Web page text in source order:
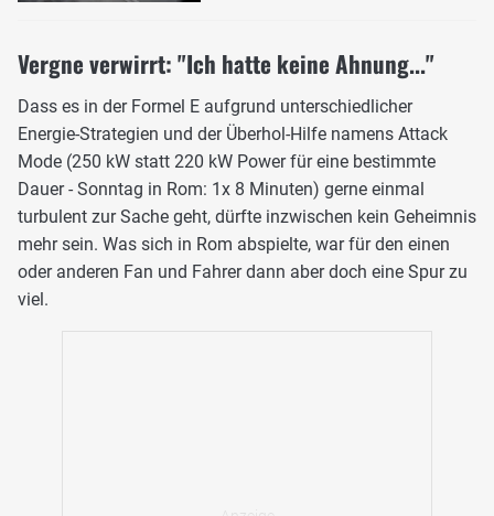
Vergne verwirrt: "Ich hatte keine Ahnung..."
Dass es in der Formel E aufgrund unterschiedlicher
Energie-Strategien und der Überhol-Hilfe namens Attack
Mode (250 kW statt 220 kW Power für eine bestimmte
Dauer - Sonntag in Rom: 1x 8 Minuten) gerne einmal
turbulent zur Sache geht, dürfte inzwischen kein Geheimnis
mehr sein. Was sich in Rom abspielte, war für den einen
oder anderen Fan und Fahrer dann aber doch eine Spur zu
viel.